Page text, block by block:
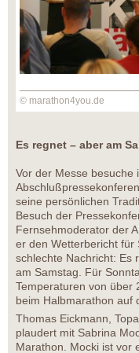
© marathon4you.de
Es regnet – aber am
Vor der Messe besuche
seine persönlichen
Besuch der
Fernsehmoderator der
er den Wetterbericht für
schlechte Nachricht: Es
am Samstag. Für
Temperaturen von über
beim Halbmarathon auf
Thomas Eickmann,
plaudert mit Sabrina
Marathon. Mocki ist vor